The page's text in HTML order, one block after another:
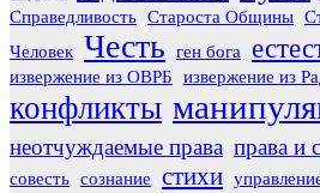
Справедливость Староста Общины
Человек Честь ген бога
извержение из ОВРБ извержение из
конфликты
неотчуждаемые права права и
совесть сознание стихи